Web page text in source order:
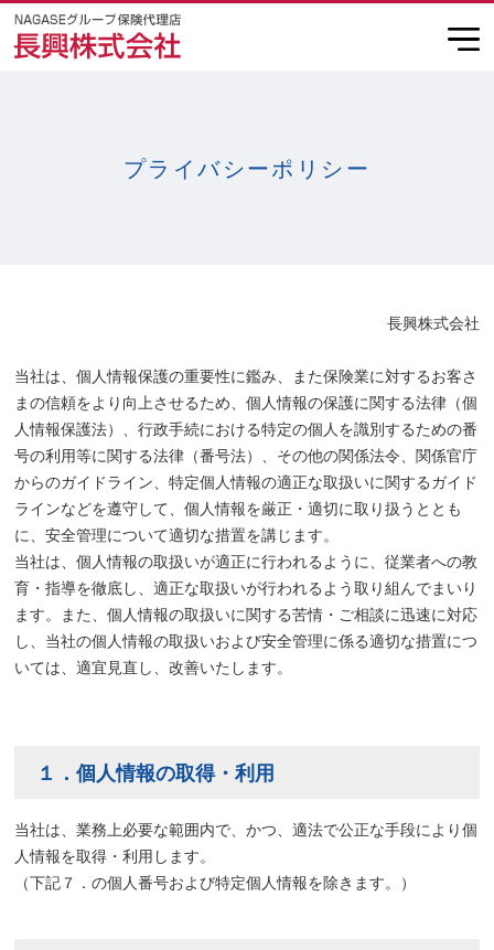
プライバシーポリシー
長興株式会社
当社は、個人情報保護の重要性に鑑み、また保険業に対するお客さ
まの信頼をより向上させるため、個人情報の保護に関する法律（個
人情報保護法）、行政手続における特定の個人を識別するための番
号の利用等に関する法律（番号法）、その他の関係法令、関係官庁
からのガイドライン、特定個人情報の適正な取扱いに関するガイド
ラインなどを遵守して、個人情報を厳正・適切に取り扱うととも
に、安全管理について適切な措置を講じます。
当社は、個人情報の取扱いが適正に行われるように、従業者への教
育・指導を徹底し、適正な取扱いが行われるよう取り組んでまいり
ます。また、個人情報の取扱いに関する苦情・ご相談に迅速に対応
し、当社の個人情報の取扱いおよび安全管理に係る適切な措置につ
いては、適宜見直し、改善いたします。
１．個人情報の取得・利用
当社は、業務上必要な範囲内で、かつ、適法で公正な手段により個
人情報を取得・利用します。
（下記７．の個人番号および特定個人情報を除きます。）